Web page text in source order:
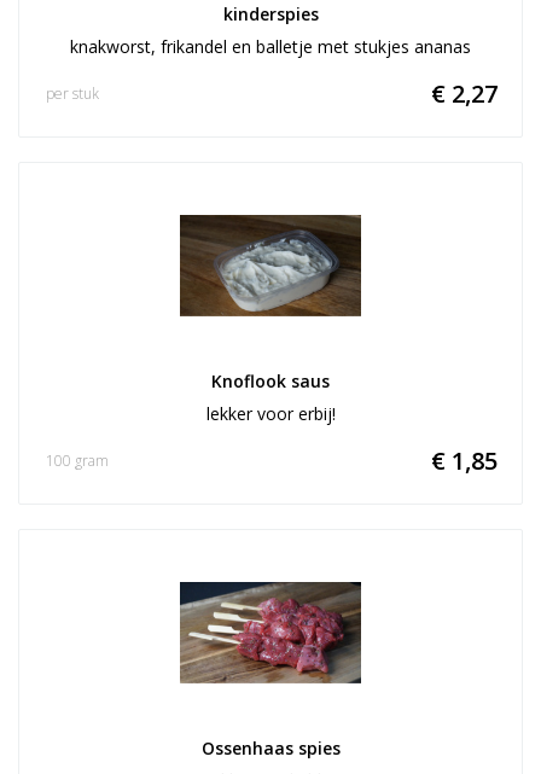
kinderspies
knakworst, frikandel en balletje met stukjes ananas
€ 2,27
per stuk
Knoflook saus
lekker voor erbij!
€ 1,85
100 gram
Ossenhaas spies